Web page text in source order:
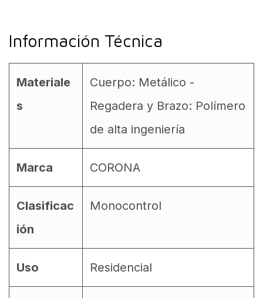
Información Técnica
Materiale
s
Cuerpo: Metálico -
Regadera y Brazo: Polímero
de alta ingeniería
Marca CORONA
Clasificac
ión
Monocontrol
Uso Residencial